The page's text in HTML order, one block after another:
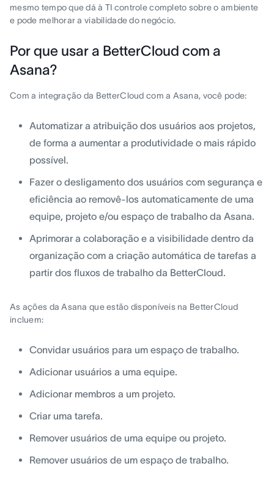
mesmo tempo que dá à TI controle completo sobre o ambiente
e pode melhorar a viabilidade do negócio.
Por que usar a BetterCloud com a
Asana?
Com a integração da BetterCloud com a Asana, você pode:
Automatizar a atribuição dos usuários aos projetos,
de forma a aumentar a produtividade o mais rápido
possível.
Fazer o desligamento dos usuários com segurança e
eficiência ao removê-los automaticamente de uma
equipe, projeto e/ou espaço de trabalho da Asana.
Aprimorar a colaboração e a visibilidade dentro da
organização com a criação automática de tarefas a
partir dos fluxos de trabalho da BetterCloud.
As ações da Asana que estão disponíveis na BetterCloud
incluem:
Convidar usuários para um espaço de trabalho.
Adicionar usuários a uma equipe.
Adicionar membros a um projeto.
Criar uma tarefa.
Remover usuários de uma equipe ou projeto.
Remover usuários de um espaço de trabalho.